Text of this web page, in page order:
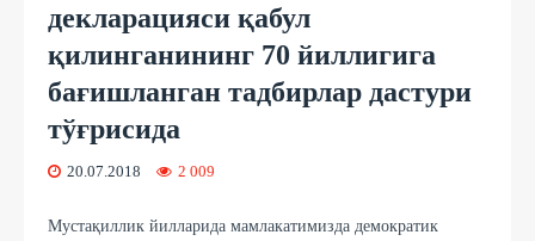
декларацияси қабул
қилинганининг 70 йиллигига
бағишланган тадбирлар дастури
тўғрисида
20.07.2018 2 009
Мустақиллик йилларида мамлакатимизда демократик